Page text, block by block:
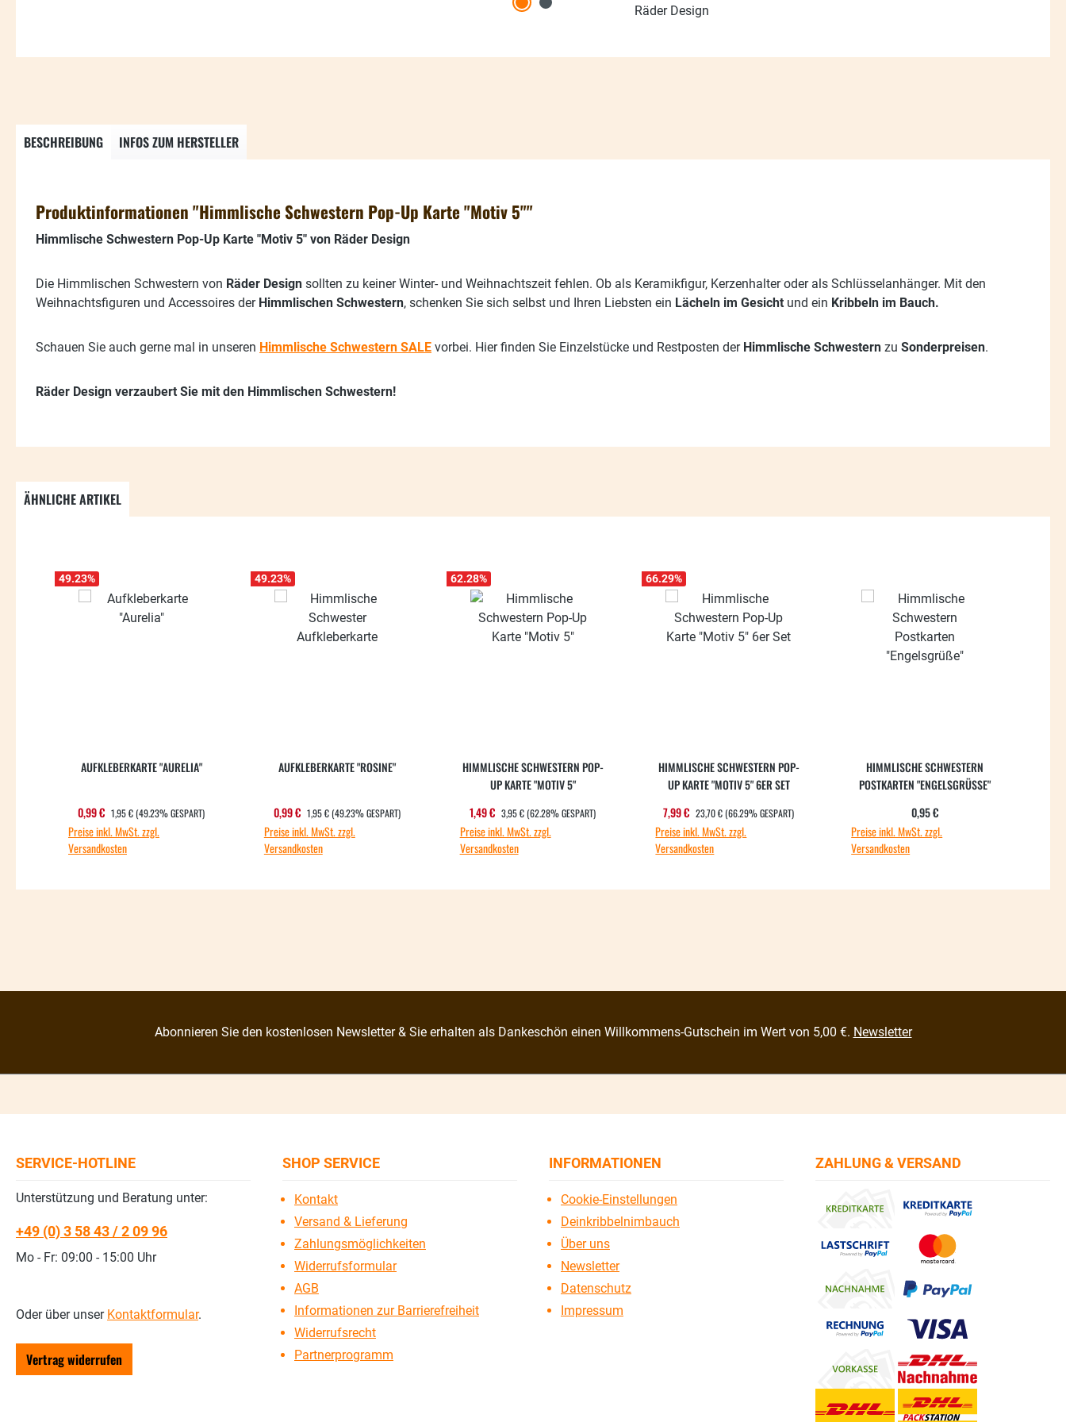
Räder Design
BESCHREIBUNG INFOS ZUM HERSTELLER
Produktinformationen "Himmlische Schwestern Pop-Up Karte "Motiv 5""
Himmlische Schwestern Pop-Up Karte "Motiv 5" von Räder Design
Die Himmlischen Schwestern von Räder Design sollten zu keiner Winter- und Weihnachtszeit fehlen. Ob als Keramikfigur, Kerzenhalter oder als Schlüsselanhänger. Mit den
Weihnachtsfiguren und Accessoires der Himmlischen Schwestern, schenken Sie sich selbst und Ihren Liebsten ein Lächeln im Gesicht und ein Kribbeln im Bauch.
Schauen Sie auch gerne mal in unseren Himmlische Schwestern SALE vorbei. Hier finden Sie Einzelstücke und Restposten der Himmlische Schwestern zu Sonderpreisen.
Räder Design verzaubert Sie mit den Himmlischen Schwestern!
ÄHNLICHE ARTIKEL
49.23%
AUFKLEBERKARTE "AURELIA"
Verkaufspreis:
0,99 € REGULÄRER PREIS:
1,95 €(49.23% GESPART)
Preise inkl. MwSt. zzgl.
Versandkosten
49.23%
AUFKLEBERKARTE "ROSINE"
Verkaufspreis:
0,99 € REGULÄRER PREIS:
1,95 €(49.23% GESPART)
Preise inkl. MwSt. zzgl.
Versandkosten
62.28%
HIMMLISCHE SCHWESTERN POP-
UP KARTE "MOTIV 5"
Verkaufspreis:
1,49 € REGULÄRER PREIS:
3,95 € (62.28% GESPART)
Preise inkl. MwSt. zzgl.
Versandkosten
66.29%
HIMMLISCHE SCHWESTERN POP-
UP KARTE "MOTIV 5" 6ER SET
Verkaufspreis:
7,99 € REGULÄRER PREIS:
23,70 €(66.29% GESPART)
Preise inkl. MwSt. zzgl.
Versandkosten
HIMMLISCHE SCHWESTERN
POSTKARTEN "ENGELSGRÜSSE"
Regulärer Preis:
0,95 €
Preise inkl. MwSt. zzgl.
Versandkosten
Abonnieren Sie den kostenlosen Newsletter & Sie erhalten als Dankeschön einen Willkommens-Gutschein im Wert von 5,00 €. Newsletter
SERVICE-HOTLINE
Unterstützung und Beratung unter:
+49 (0) 3 58 43 / 2 09 96
Mo - Fr: 09:00 - 15:00 Uhr
Oder über unser Kontaktformular.
Vertrag widerrufen
SHOP SERVICE
Kontakt
Versand & Lieferung
Zahlungsmöglichkeiten
Widerrufsformular
AGB
Informationen zur Barrierefreiheit
Widerrufsrecht
Partnerprogramm
INFORMATIONEN
Cookie-Einstellungen
Deinkribbelnimbauch
Über uns
Newsletter
Datenschutz
Impressum
ZAHLUNG & VERSAND